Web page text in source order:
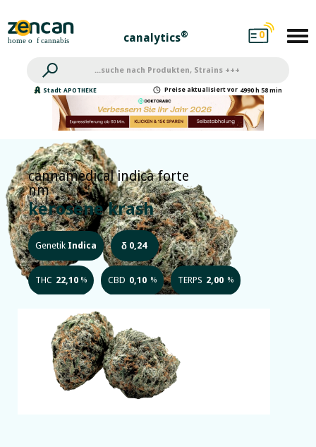
canalytics® 0
Stadt APOTHEKE Preise aktualisiert vor 4990 h 58 min
cannamedical indica forte
nm
kerosene krash
Genetik Indica δ 0,24
THC 22,10 % CBD 0,10 % TERPS 2,00 %